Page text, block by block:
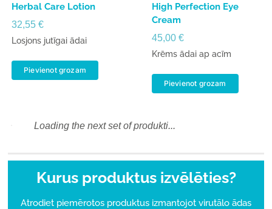
Herbal Care Lotion
32,55€
Losjons jutīgai ādai
Pievienot grozam
High Perfection Eye
Cream
45,00 €
Krēms ādai ap acīm
Pievienot grozam
Loading the next set of produkti...
Kurus produktus izvēlēties?
Atrodiet piemērotos produktus izmantojot virutālo ādas